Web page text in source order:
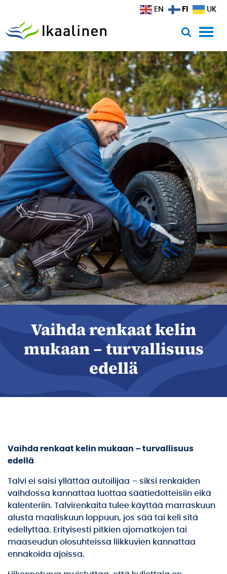
Vaihda renkaat kelin
mukaan – turvallisuus
edellä
Vaihda renkaat kelin mukaan – turvallisuus
edellä
Talvi ei saisi yllättää autoilijaa – siksi renkaiden
vaihdossa kannattaa luottaa säätiedotteisiin eikä
kalenteriin. Talvirenkaita tulee käyttää marraskuun
alusta maaliskuun loppuun, jos sää tai keli sitä
edellyttää. Erityisesti pitkien ajomatkojen tai
maaseudun olosuhteissa liikkuvien kannattaa
ennakoida ajoissa.
EN FI UK